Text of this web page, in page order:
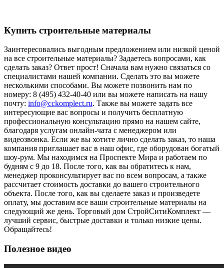
Купить строительные материалы
Заинтересовались выгодным предложением или низкой ценой
на все строительные материалы? Задаетесь вопросами, как
сделать заказ? Ответ прост! Сначала вам нужно связаться со
специалистами нашей компании. Сделать это вы можете
несколькими способами. Вы можете позвонить нам по
номеру: 8 (495) 432-40-40 или вы можете написать на нашу
почту: info@cckomplect.ru. Также вы можете задать все
интересующие вас вопросы и получить бесплатную
профессиональную консультацию прямо на нашем сайте,
благодаря услугам онлайн-чата с менеджером или
видеозвонка. Если же вы хотите лично сделать заказ, то наша
компания приглашает вас в наш офис, где оборудован богатый
шоу-рум. Мы находимся на Проспекте Мира и работаем по
будням с 9 до 18. После того, как вы обратитесь к нам,
менеджер проконсультирует вас по всем вопросам, а также
рассчитает стоимость доставки до вашего строительного
объекта. После того, как вы сделаете заказ и произведете
оплату, мы доставим все ваши строительные материалы на
следующий же день. Торговый дом СтройСитиКомплект —
лучший сервис, быстрые доставки и только низкие цены.
Обращайтесь!
Полезное видео